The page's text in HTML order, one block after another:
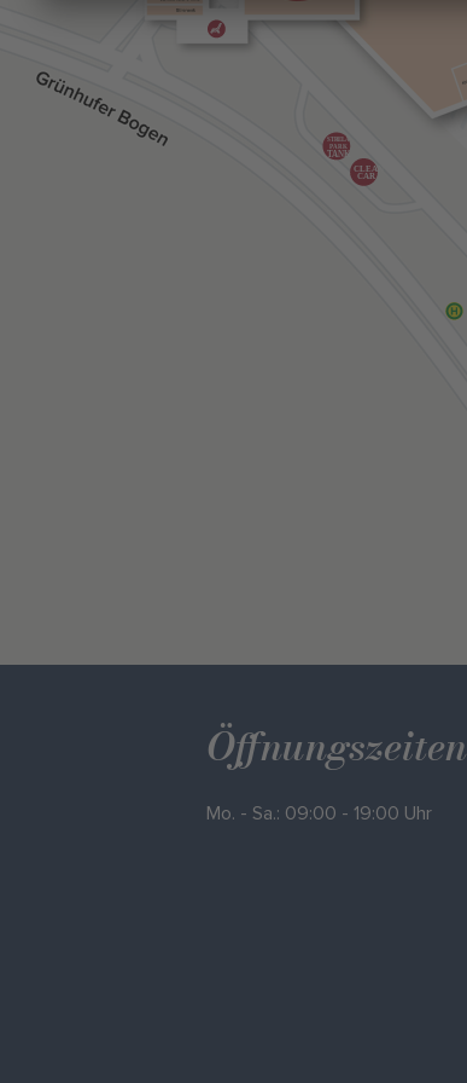
STRELA-
PARK
TANK
CLEAN
CAR
Öffnungszeiten
Mo. - Sa.: 09:00 - 19:00 Uhr